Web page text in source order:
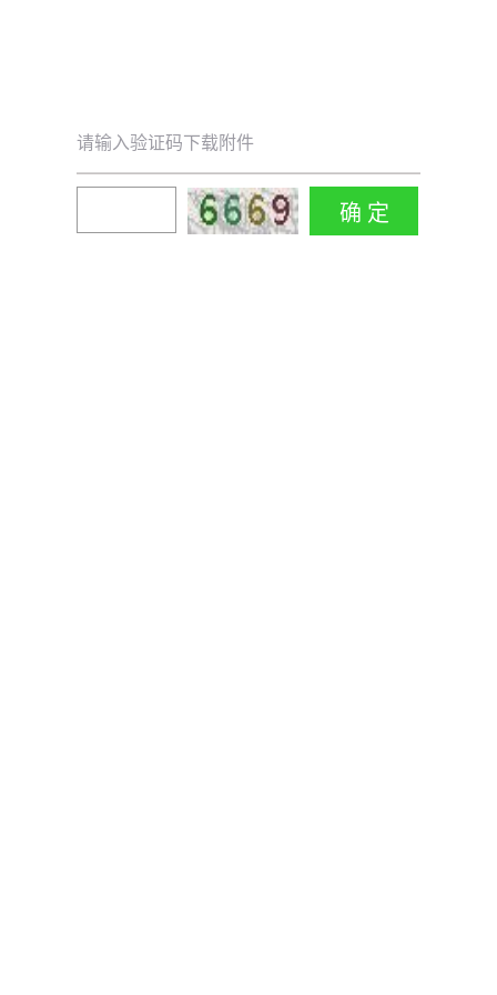
请输入验证码下载附件